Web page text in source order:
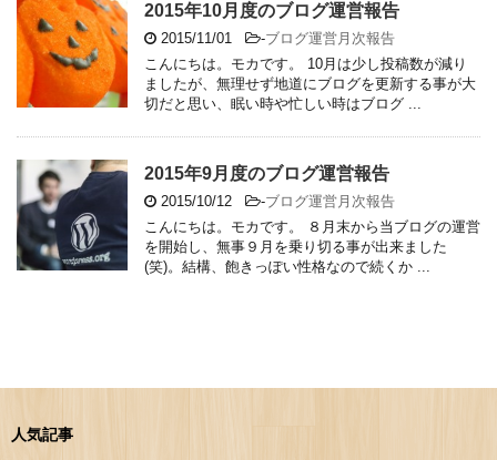
2015年10月度のブログ運営報告
2015/11/01 -ブログ運営月次報告
こんにちは。モカです。 10月は少し投稿数が減り
ましたが、無理せず地道にブログを更新する事が大
切だと思い、眠い時や忙しい時はブログ ...
2015年9月度のブログ運営報告
2015/10/12 -ブログ運営月次報告
こんにちは。モカです。 ８月末から当ブログの運営
を開始し、無事９月を乗り切る事が出来ました
(笑)。結構、飽きっぽい性格なので続くか ...
人気記事